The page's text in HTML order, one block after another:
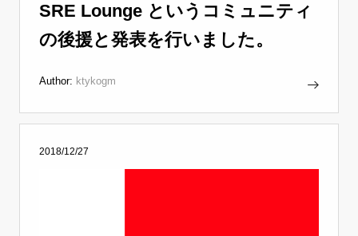
SRE Lounge というコミュニティ
の後援と発表を行いました。
Author: ktykogm
2018/12/27